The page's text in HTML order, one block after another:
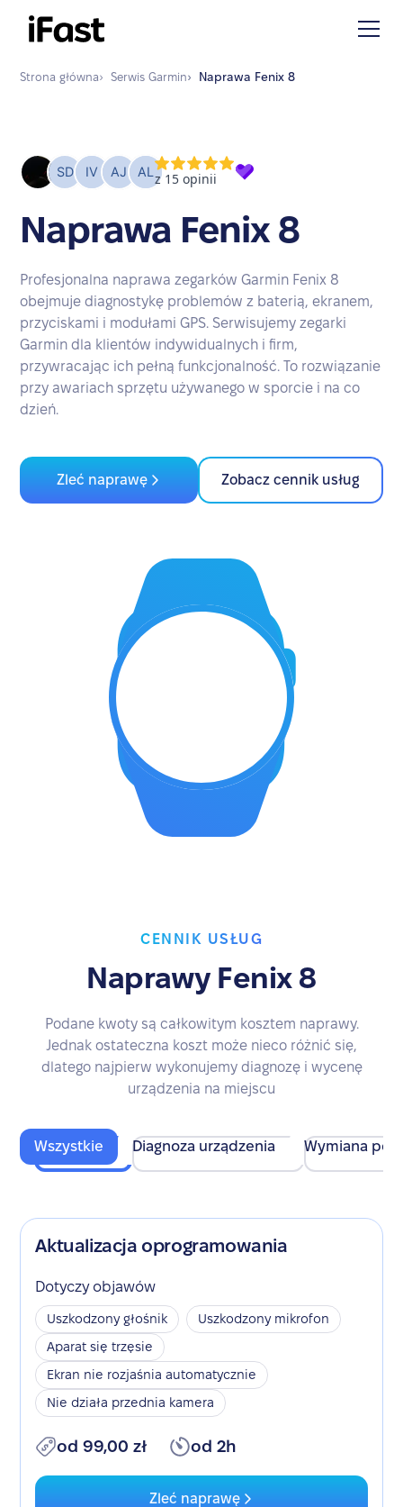
Strona główna› Serwis Garmin› Naprawa Fenix 8
Naprawa Fenix 8
Profesjonalna naprawa zegarków Garmin Fenix 8
obejmuje diagnostykę problemów z baterią, ekranem,
przyciskami i modułami GPS. Serwisujemy zegarki
Garmin dla klientów indywidualnych i firm,
przywracając ich pełną funkcjonalność. To rozwiązanie
przy awariach sprzętu używanego w sporcie i na co
dzień.
Zleć naprawę Zobacz cennik usług
CENNIK USŁUG
Naprawy Fenix 8
Podane kwoty są całkowitym kosztem naprawy.
Jednak ostateczna koszt może nieco różnić się,
dlatego najpierw wykonujemy diagnozę i wycenę
urządzenia na miejscu
Wszystkie Diagnoza urządzenia Wymiana
Aktualizacja oprogramowania
Dotyczy objawów
Uszkodzony głośnik
Uszkodzony mikrofon
Aparat się trzęsie
Ekran nie rozjaśnia automatycznie
Nie działa przednia kamera
od 99,00 zł od 2h
Zleć naprawę